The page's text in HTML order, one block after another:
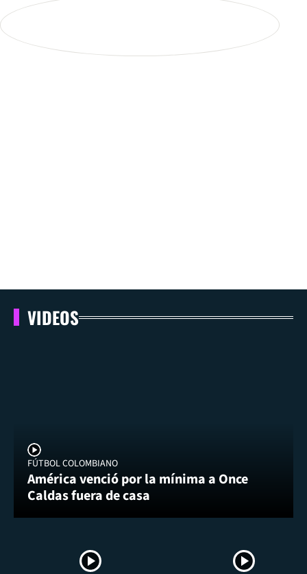
VIDEOS
FÚTBOL COLOMBIANO
América venció por la mínima a Once
Caldas fuera de casa